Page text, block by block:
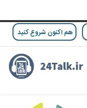
هم اکنون شروع کنید